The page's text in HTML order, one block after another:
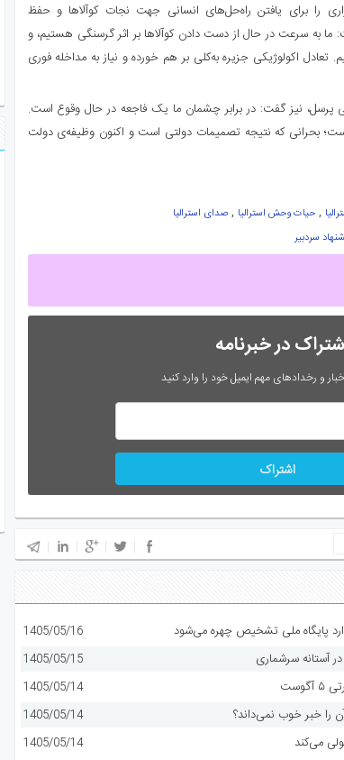
را برای یافتن راه‌حل‌های انسانی جهت نجات کوآلاها و حفظ
به سرعت در حال از دست دادن کوآلاها بر اثر گرسنگی هستیم، و
اکولوژیکی جزیره به‌کلی بر هم خورده و نیاز به مداخله فوری
پرسل، نیز گفت: در برابر چشمان ما یک فاجعه در حال وقوع است.
بحرانی که نتیجه تصمیمات دولتی است و اکنون وظیفه‌ی دولت
, حیات وحش استرالیا , صدای استرالیا
سردبیر
در خبرنامه
و رخدادهای مهم ایمیل خود را وارد کنید
اشتراک
وارد پایگاه ملی تشخیص چهره می‌شود 1405/05/16
آستانه سرشماری 1405/05/15
1405/05/14
را خبر خوب نمی‌داند؟ 1405/05/14
می‌کند 1405/05/14